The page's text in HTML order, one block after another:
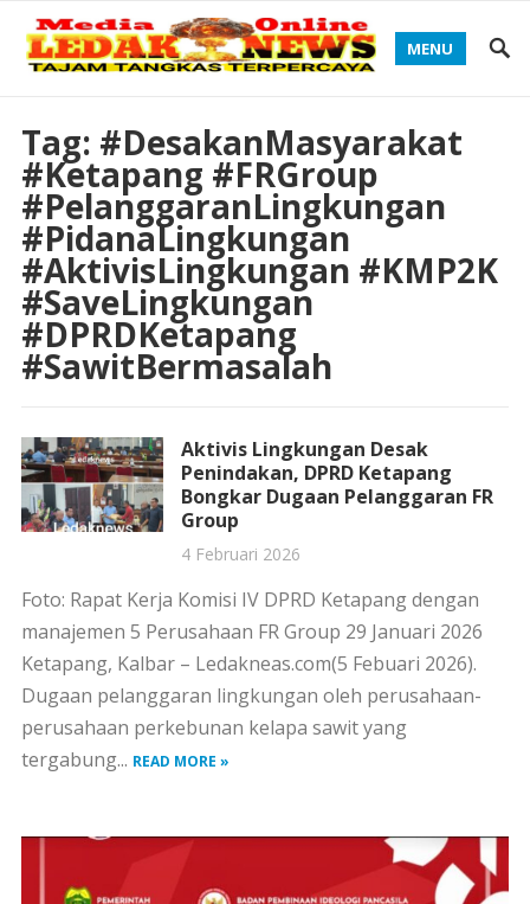
MENU
Tag: #DesakanMasyarakat
#Ketapang #FRGroup
#PelanggaranLingkungan
#PidanaLingkungan
#AktivisLingkungan #KMP2K
#SaveLingkungan
#DPRDKetapang
#SawitBermasalah
Aktivis Lingkungan Desak
Penindakan, DPRD Ketapang
Bongkar Dugaan Pelanggaran FR
Group
4 Februari 2026
Foto: Rapat Kerja Komisi IV DPRD Ketapang dengan
manajemen 5 Perusahaan FR Group 29 Januari 2026
Ketapang, Kalbar – Ledakneas.com(5 Febuari 2026).
Dugaan pelanggaran lingkungan oleh perusahaan-
perusahaan perkebunan kelapa sawit yang
tergabung... READ MORE »